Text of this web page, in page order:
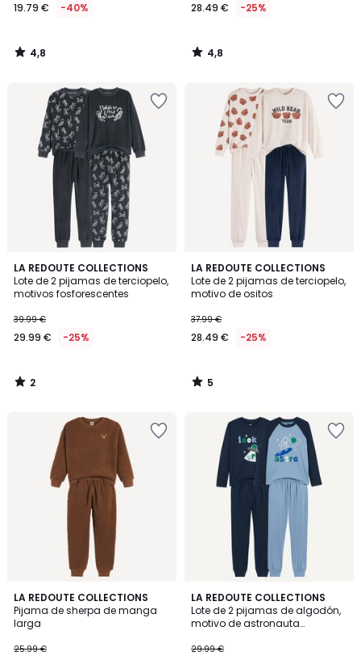
19.79 € -40%
4,8
/
28.49 € -25%
4,8
/
LA REDOUTE COLLECTIONS
Lote de 2 pijamas de terciopelo,
motivos fosforescentes
39.99 €
29.99 € -25%
2
/
5
2
/
LA REDOUTE COLLECTIONS
Lote de 2 pijamas de terciopelo,
motivo de ositos
37.99 €
28.49 € -25%
5
/
5
5
/
LA REDOUTE COLLECTIONS
Pijama de sherpa de manga
larga
25.99 €
2
Colores
LA REDOUTE COLLECTIONS
Lote de 2 pijamas de algodón,
motivo de astronauta
29.99 €